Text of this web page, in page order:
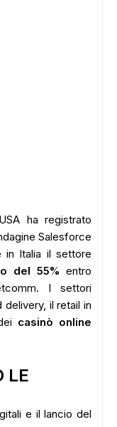
ha registrato
Salesforce
in Italia il settore
del 55% entro
I settori
il retail in
casinò online
LE
e il lancio del